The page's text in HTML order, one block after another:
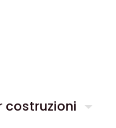
costruzioni